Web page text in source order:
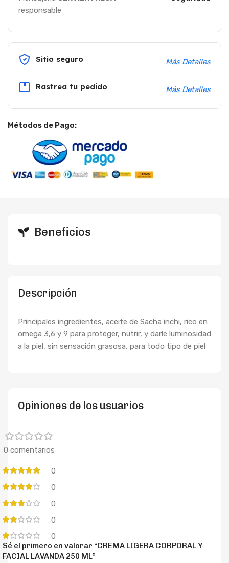
responsable
Sitio seguro Más Detalles
Rastrea tu pedido Más Detalles
Métodos de Pago:
Descripción
Principales ingredientes, aceite de Sacha inchi, rico en
omega 3,6 y 9 para proteger, nutrir, y darle luminosidad
a la piel, sin sensación grasosa, para todo tipo de piel
Beneficios
Opiniones de los usuarios
0 comentarios
0
0
0
0
0
Sé el primero en valorar “CREMA LIGERA CORPORAL Y
FACIAL LAVANDA 250 ML”